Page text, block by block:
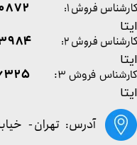
کارشناس فروش ۳: ۶۳۲۵ ۰۲۱
ایتا
آدرس: تهران -
کارشناس فروش ۱: 021 0936
ایتا
کارشناس فروش ۲:
۳۹۸۴ ۰۲۱
ایتا